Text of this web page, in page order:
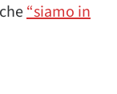
“siamo in